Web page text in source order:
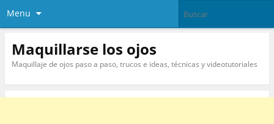
Menu
Maquillarse los ojos
Maquillaje de ojos paso a paso, trucos e ideas, técnicas y videotutoriales